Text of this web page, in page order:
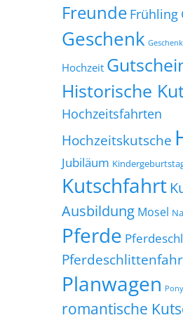
Freunde Frühling
Geschenk
Hochzeit
Historische
Hochzeitsfahrten
Hochzeitskutsche
Jubiläum
Kutschfahrt
Ausbildung Mosel
Pferde
Planwagen
romantische